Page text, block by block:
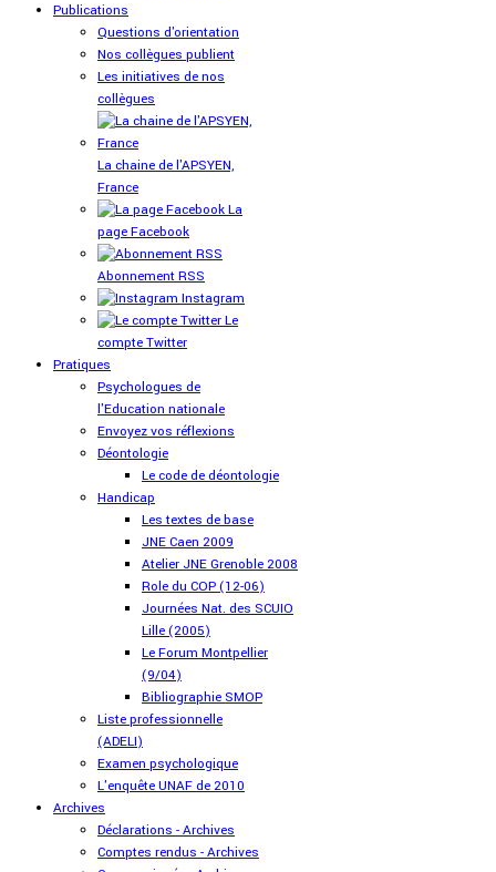
Publications
Questions d'orientation
Nos collègues publient
Les initiatives de nos
collègues
La chaine de l'APSYEN,
France
La
page Facebook
Abonnement RSS
Instagram
Le
compte Twitter
Pratiques
Psychologues de
l'Education nationale
Envoyez vos réflexions
Déontologie
Le code de déontologie
Handicap
Les textes de base
JNE Caen 2009
Atelier JNE Grenoble 2008
Role du COP (12-06)
Journées Nat. des SCUIO
Lille (2005)
Le Forum Montpellier
(9/04)
Bibliographie SMOP
Liste professionnelle
(ADELI)
Examen psychologique
L'enquête UNAF de 2010
Archives
Déclarations - Archives
Comptes rendus - Archives